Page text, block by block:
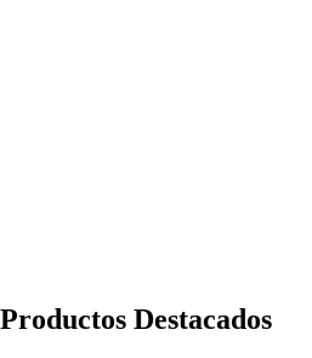
Productos Destacados